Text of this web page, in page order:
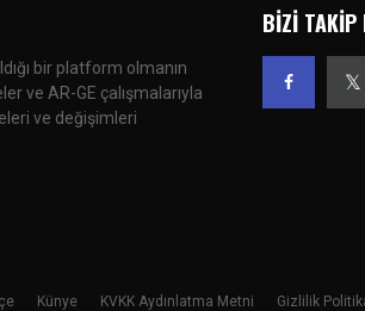
bir platform olmanın
ve AR-GE çalışmalarıyla
ve değişimleri
BIZI TAKIP
Künye KVKK Aydınlatma Metni Gizlilik